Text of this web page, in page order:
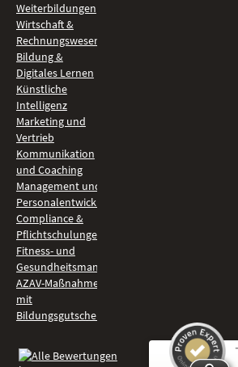
Weiterbildungen
Wirtschaft &
Rechnungswesen
Bildung &
Digitales Lernen
Künstliche
Intelligenz
Marketing und
Vertrieb
Kommunikation
und Coaching
Management und
Personalentwicklung
Compliance &
Pflichtschulungen
Fitness- und
Gesundheitsmanagement
AZAV-Maßnahmen
mit
Bildungsgutschein